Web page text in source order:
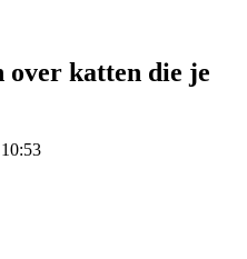
over katten die je